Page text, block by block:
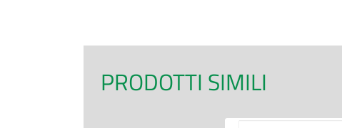
PRODOTTI SIMILI